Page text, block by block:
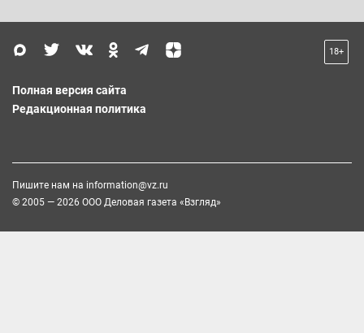
18+
Полная версия сайта
Редакционная политика
Пишите нам на information@vz.ru
© 2005 — 2026 ООО Деловая газета «Взгляд»